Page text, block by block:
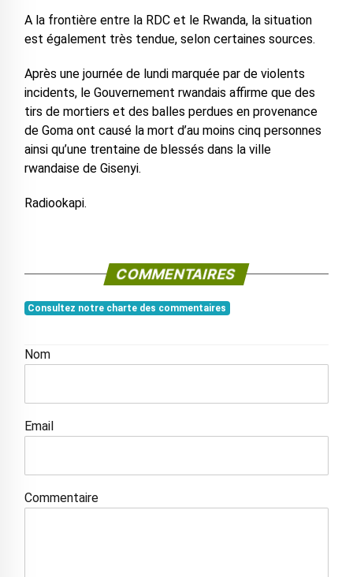
A la frontière entre la RDC et le Rwanda, la situation
est également très tendue, selon certaines sources.
Après une journée de lundi marquée par de violents
incidents, le Gouvernement rwandais affirme que des
tirs de mortiers et des balles perdues en provenance
de Goma ont causé la mort d’au moins cinq personnes
ainsi qu’une trentaine de blessés dans la ville
rwandaise de Gisenyi.
Radiookapi.
COMMENTAIRES
Consultez notre charte des commentaires
Nom
Email
Commentaire